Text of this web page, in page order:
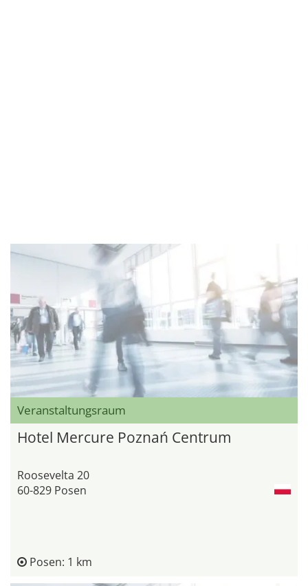
Veranstaltungsraum
Hotel Mercure Poznań Centrum
Roosevelta 20
60-829 Posen
Posen: 1 km